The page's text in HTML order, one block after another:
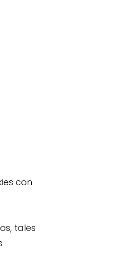
con
tales